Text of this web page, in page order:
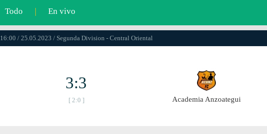
Todo | En vivo
16:00 / 25.05.2023 / Segunda Division - Central Oriental
3:3
[ 2:0 ] Academia Anzoategui